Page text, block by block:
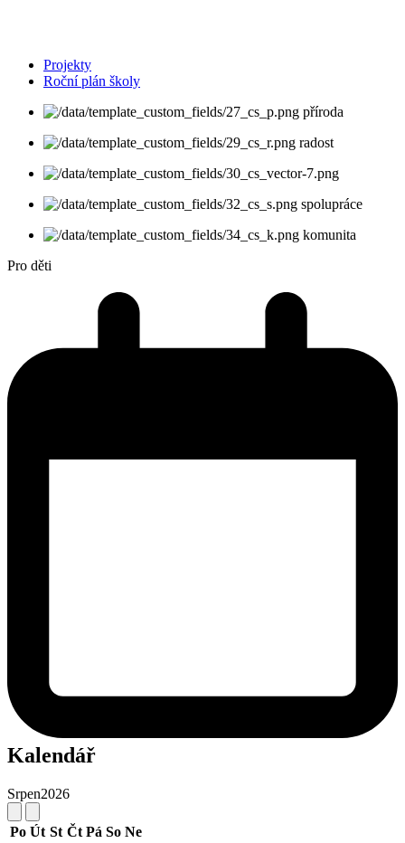
Projekty
Roční plán školy
příroda
radost
spolupráce
komunita
Pro děti
Kalendář
Srpen2026
Po Út St Čt Pá So Ne